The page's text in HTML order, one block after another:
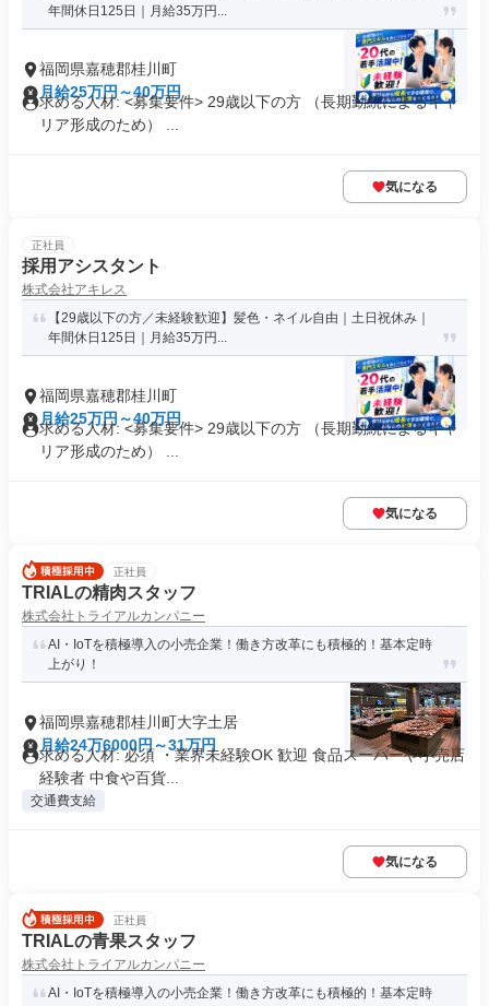
年間休日125日｜月給35万円...
福岡県嘉穂郡桂川町
月給25万円～40万円
求める人材: <募集要件> 29歳以下の方 （長期勤続によるキャ
リア形成のため） ...
気になる
正社員
採用アシスタント
株式会社アキレス
【29歳以下の方／未経験歓迎】髪色・ネイル自由｜土日祝休み｜
年間休日125日｜月給35万円...
福岡県嘉穂郡桂川町
月給25万円～40万円
求める人材: <募集要件> 29歳以下の方 （長期勤続によるキャ
リア形成のため） ...
気になる
正社員
TRIALの精肉スタッフ
株式会社トライアルカンパニー
AI・IoTを積極導入の小売企業！働き方改革にも積極的！基本定時
上がり！
福岡県嘉穂郡桂川町大字土居
月給24万6000円～31万円
求める人材: 必須 ・業界未経験OK 歓迎 食品スーパーや小売店
経験者 中食や百貨...
交通費支給
気になる
正社員
TRIALの青果スタッフ
株式会社トライアルカンパニー
AI・IoTを積極導入の小売企業！働き方改革にも積極的！基本定時